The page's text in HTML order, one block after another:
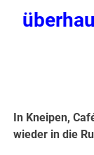
In Kneipen,
wieder in die